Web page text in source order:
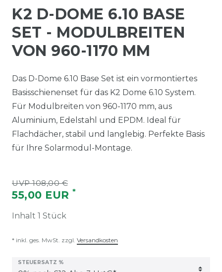
K2 D-DOME 6.10 BASE
SET - MODULBREITEN
VON 960-1170 MM
Das D-Dome 6.10 Base Set ist ein vormontiertes
Basisschienenset für das K2 Dome 6.10 System.
Für Modulbreiten von 960-1170 mm, aus
Aluminium, Edelstahl und EPDM. Ideal für
Flachdächer, stabil und langlebig. Perfekte Basis
für Ihre Solarmodul-Montage.
UVP 108,00 €
55,00 EUR *
Inhalt 1 Stück
* inkl. ges. MwSt. zzgl. Versandkosten
STEUERSATZ %